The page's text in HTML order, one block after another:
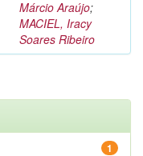
Márcio Araújo;
MACIEL, Iracy
Soares Ribeiro
1